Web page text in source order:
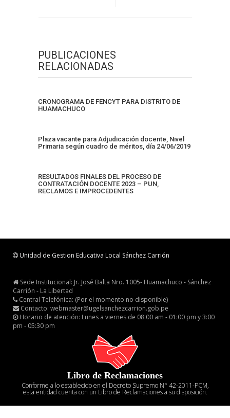
PUBLICACIONES
RELACIONADAS
CRONOGRAMA DE FENCYT PARA DISTRITO DE
HUAMACHUCO
Plaza vacante para Adjudicación docente, Nivel
Primaria según cuadro de méritos, día 24/06/2019
RESULTADOS FINALES DEL PROCESO DE
CONTRATACIÓN DOCENTE 2023 – PUN,
RECLAMOS E IMPROCEDENTES
Unidad de Gestion Educativa Local Sánchez Carrión
Sede Institucional: Jr. José Balta Nro. 1005- Huamachuco - Sánchez
Carrión - La Libertad
Central Telefónica: (Por el momento no disponible)
Contacto: webmaster@ugelsanchezcarrion.gob.pe
Horario de atención: Lunes a viernes de 08:00 am - 01:00 pm y 3:00
pm - 05:30 pm
Libro de Reclamaciones
Conforme a lo establecido en el Decreto Supremo N° 42-2011-PCM,
esta entidad cuenta con un Libro de Reclamaciones a su disposición.